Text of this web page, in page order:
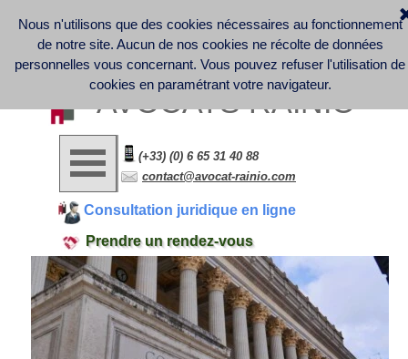
Nous n'utilisons que des cookies nécessaires au fonctionnement
de notre site. Aucun de nos cookies ne récolte de données
personnelles vous concernant. Vous pouvez refuser l'utilisation de
cookies en paramétrant votre navigateur.
Consultation juridique en ligne
Prendre un rendez-vous
traitement des données personnelles
AVOCATS RAINIO
(+33) (0) 6 65 31 40 88
contact@avocat-rainio.com
Discover France Company Launch | French Law office -
Business Law - Contract Law - Digital Law (GDPR) - Labor
Law